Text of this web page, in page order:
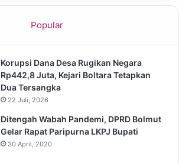
Popular
Korupsi Dana Desa Rugikan Negara
Rp442,8 Juta, Kejari Boltara Tetapkan
Dua Tersangka
22 Juli, 2026
Ditengah Wabah Pandemi, DPRD Bolmut
Gelar Rapat Paripurna LKPJ Bupati
30 April, 2020